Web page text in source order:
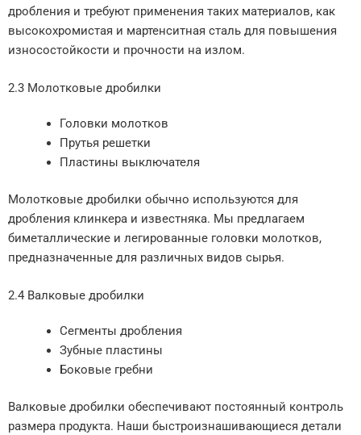
дробления и требуют применения таких материалов, как
высокохромистая и мартенситная сталь для повышения
износостойкости и прочности на излом.
2.3 Молотковые дробилки
Головки молотков
Прутья решетки
Пластины выключателя
Молотковые дробилки обычно используются для
дробления клинкера и известняка. Мы предлагаем
биметаллические и легированные головки молотков,
предназначенные для различных видов сырья.
2.4 Валковые дробилки
Сегменты дробления
Зубные пластины
Боковые гребни
Валковые дробилки обеспечивают постоянный контроль
размера продукта. Наши быстроизнашивающиеся детали